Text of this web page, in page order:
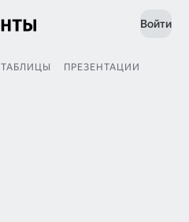
Войти
ТАБЛИЦЫ ПРЕЗЕНТАЦИИ